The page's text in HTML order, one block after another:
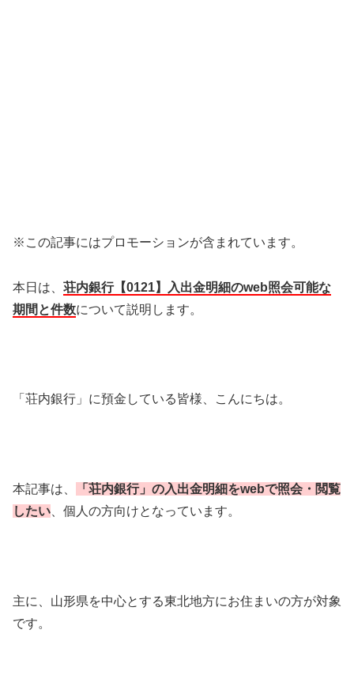
※この記事にはプロモーションが含まれています。
本日は、 荘内銀行【0121】入出金明細のweb照会可能な
期間と件数について説明します。
「荘内銀行」に預金している皆様、こんにちは。
本記事は、 「荘内銀行」の入出金明細をwebで照会・閲覧
したい 、個人の方向けとなっています。
主に、山形県を中心とする東北地方にお住まいの方が対象
です。